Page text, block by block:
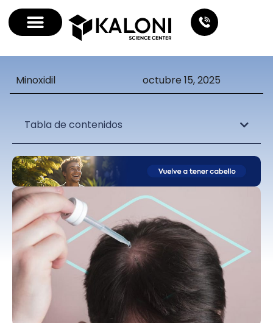
Minoxidil octubre 15, 2025
Tabla de contenidos